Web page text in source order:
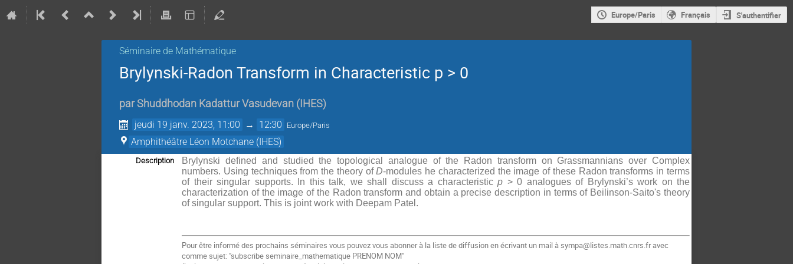
Europe/Paris Français S'authentifier
Séminaire de Mathématique
Brylynski-Radon Transform in Characteristic p > 0
par Shuddhodan Kadattur Vasudevan ( IHES)
jeudi 19 janv. 2023, 11:00 → 12:30 Europe/Paris
Amphithéâtre Léon Motchane (IHES)
Description
Brylynski defined and studied the topological analogue of the Radon transform on Grassmannians over Complex
numbers. Using techniques from the theory ofD-modules he characterized the image of these Radon transforms in terms
of their singular supports. In this talk, we shall discuss a characteristicp > 0 analogues of Brylynski’s work on the
characterization of the image of the Radon transform and obtain a precise description in terms of Beilinson-Saito's theory
of singular support. This is joint work with Deepam Patel.
Pour être informé des prochains séminaires vous pouvez vous abonner à la liste de diffusionen écrivant un mail à sympa@listes.math.cnrs.fr avec
comme sujet: "subscribeseminaire_mathematique PRENOM NOM"